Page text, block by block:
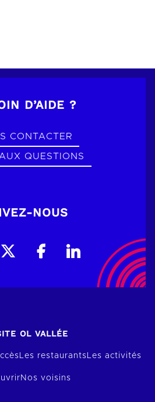
D’AIDE ?
CONTACTER
QUESTIONS
NOUS
OL VALLÉE
Les restaurants Les activités
Nos voisins